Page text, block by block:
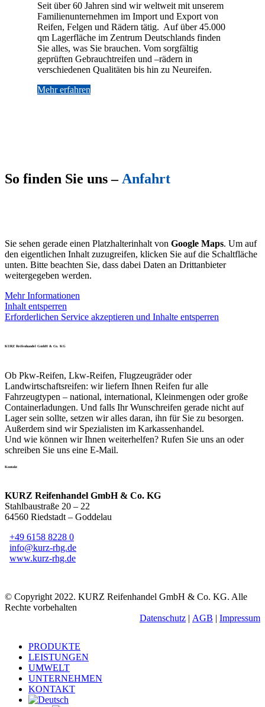
Seit über 60 Jahren sind wir weltweit mit unserem
Familienunternehmen im Import und Export von
Reifen, Felgen und Rädern tätig. Auf über 45.000
qm Lagerfläche im Zentrum Deutschlands finden
Sie alles, was Sie brauchen. Vom sorgfältig
geprüften Gebrauchtreifen und –rädern in
verschiedenen Qualitäten bis hin zu Neureifen.
Mehr erfahren
So finden Sie uns – Anfahrt
Sie sehen gerade einen Platzhalterinhalt von Google Maps. Um auf
den eigentlichen Inhalt zuzugreifen, klicken Sie auf die Schaltfläche
unten. Bitte beachten Sie, dass dabei Daten an Drittanbieter
weitergegeben werden.
Mehr Informationen
Inhalt entsperren
Erforderlichen Service akzeptieren und Inhalte entsperren
KURZ Reifenhandel GmbH & Co. KG
Ob Pkw-Reifen, Lkw-Reifen, Flugzeugräder oder
Landwirtschaftsreifen: wir liefern Ihnen Reifen fur alle
Fahrzeugtypen – national, international, Kleinmengen oder große
Containerladungen. Und falls Ihr Wunschreifen gerade nicht auf
Lager sein sollte, setzen wir alles daran, ihn für Sie zu besorgen.
Außerdem sind wir Spezialisten im Karkassenhandel.
Und wie können wir Ihnen weiterhelfen? Rufen Sie uns an oder
schreiben Sie uns eine E-Mail.
Kontakt
KURZ Reifenhandel GmbH & Co. KG
Stahlbaustraße 20 – 22
64560 Riedstadt – Goddelau
+49 6158 8228 0
info@kurz-rhg.de
www.kurz-rhg.de
© Copyright 2022. KURZ Reifenhandel GmbH & Co. KG. Alle
Rechte vorbehalten
Datenschutz | AGB | Impressum
Close
Menu
PRODUKTE
LEISTUNGEN
UMWELT
UNTERNEHMEN
KONTAKT